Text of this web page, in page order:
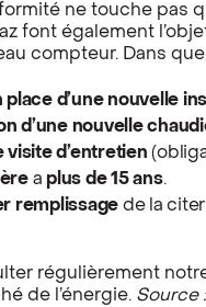
ne touche pas
font également
compteur. Dans
place d’une nouvelle
d’une nouvelle
visite d’entretien
aplus de 15 ans.
remplissage de la
régulièrement
de l’énergie. Source :